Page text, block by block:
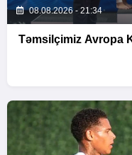
08.08.2026 - 21:34
Təmsilçimiz Avropa